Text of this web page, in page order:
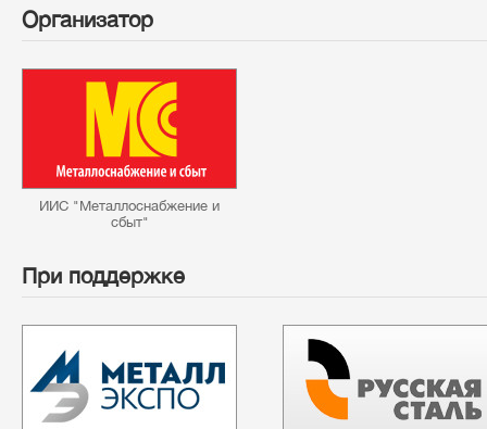
Организатор
ИИС "Металлоснабжение и
сбыт"
При поддержке